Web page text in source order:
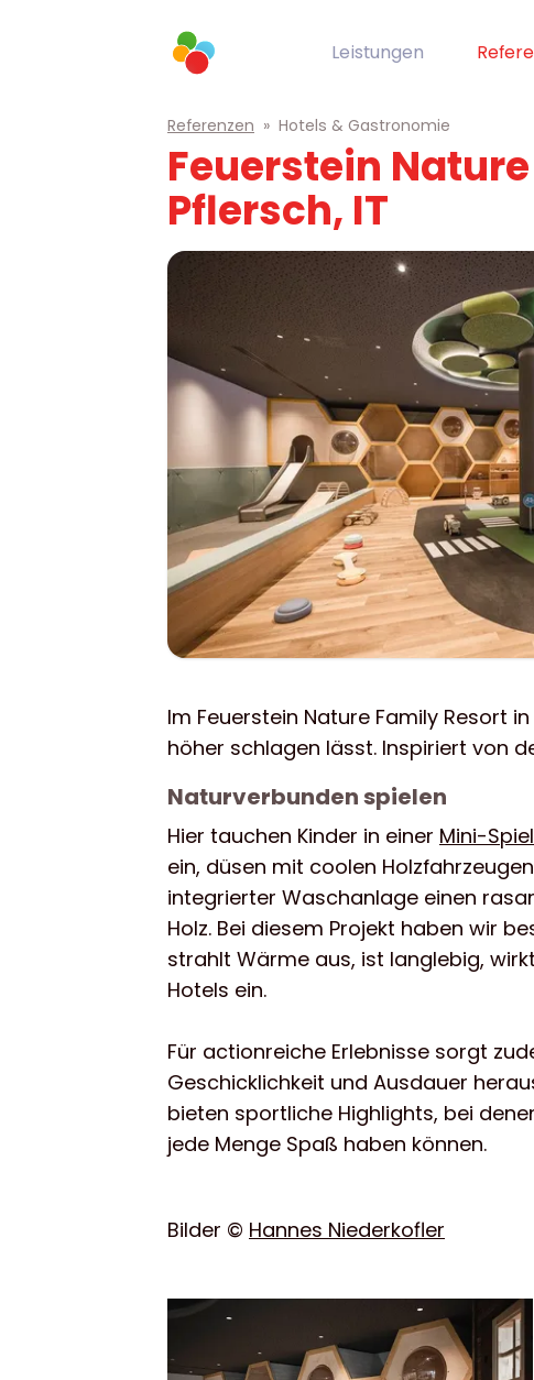
Leistungen
Referenzen » Hotels & Gastronomie
Feuerstein
Pflersch, IT
Im Feuerstein Nature Family Resort
höher schlagen lässt. Inspiriert von
Naturverbunden spielen
Hier tauchen Kinder in einer Mini-
ein, düsen mit coolen
integrierter Waschanlage einen
Holz. Bei diesem Projekt haben wir
strahlt Wärme aus, ist langlebig,
Hotels ein.
Für actionreiche Erlebnisse sorgt
Geschicklichkeit und Ausdauer
bieten sportliche Highlights, bei
jede Menge Spaß haben können.
Bilder © Hannes Niederkofler